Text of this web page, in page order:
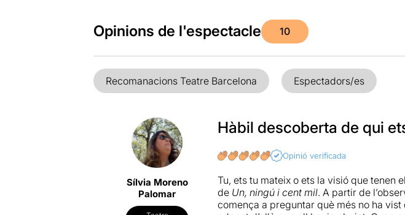
Opinions de l'espectacle 10
Recomanacions Teatre Barcelona Espectadors/es
Sílvia Moreno
Palomar
Hàbil descoberta de qui
Opinió verificada
Tu, ets tu mateix o ets la visió que tenen
de Un, ningú i cent mil. A partir de
comença a preguntar què més no ha